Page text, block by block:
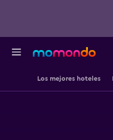
Los mejores hoteles